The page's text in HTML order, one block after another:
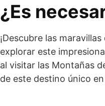
¿Es
¡Descubre las
explorar este
al visitar las Montañas
de este destino único